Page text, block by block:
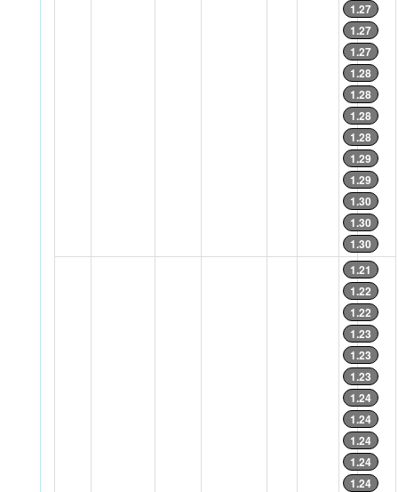
1.27
1.27
1.27
1.28
1.28
1.28
1.28
1.29
1.29
1.30
1.30
1.30
1.21
1.22
1.22
1.23
1.23
1.23
1.24
1.24
1.24
1.24
1.24